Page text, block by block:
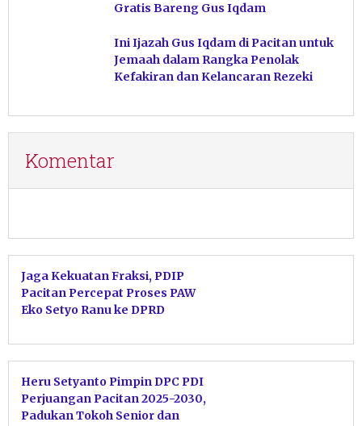
Gratis Bareng Gus Iqdam
Ini Ijazah Gus Iqdam di Pacitan untuk
Jemaah dalam Rangka Penolak
Kefakiran dan Kelancaran Rezeki
Komentar
Jaga Kekuatan Fraksi, PDIP
Pacitan Percepat Proses PAW
Eko Setyo Ranu ke DPRD
Heru Setyanto Pimpin DPC PDI
Perjuangan Pacitan 2025-2030,
Padukan Tokoh Senior dan